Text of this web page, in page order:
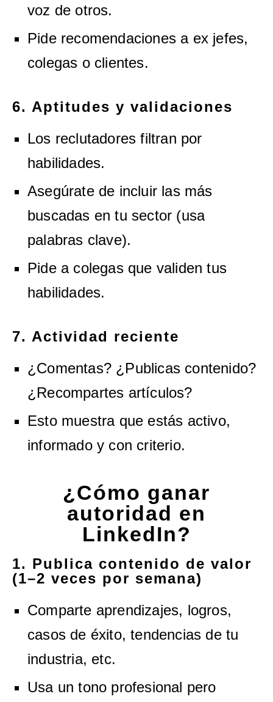
voz de otros.
Pide recomendaciones a ex jefes,
colegas o clientes.
6. Aptitudes y validaciones
Los reclutadores filtran por
habilidades.
Asegúrate de incluir las más
buscadas en tu sector (usa
palabras clave).
Pide a colegas que validen tus
habilidades.
7. Actividad reciente
¿Comentas? ¿Publicas contenido?
¿Recompartes artículos?
Esto muestra que estás activo,
informado y con criterio.
¿Cómo ganar
autoridad en
LinkedIn?
1. Publica contenido de valor
(1–2 veces por semana)
Comparte aprendizajes, logros,
casos de éxito, tendencias de tu
industria, etc.
Usa un tono profesional pero